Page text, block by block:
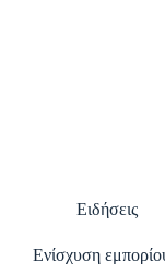
Ειδήσεις
Ενίσχυση